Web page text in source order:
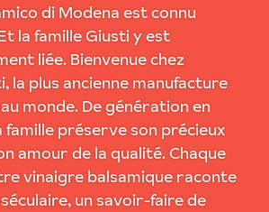
di Modena est connu
la famille Giusti y est
liée. Bienvenue chez
la plus ancienne manufacture
monde. De génération en
préserve son précieux
amour de la qualité. Chaque
vinaigre balsamique raconte
un savoir-faire de